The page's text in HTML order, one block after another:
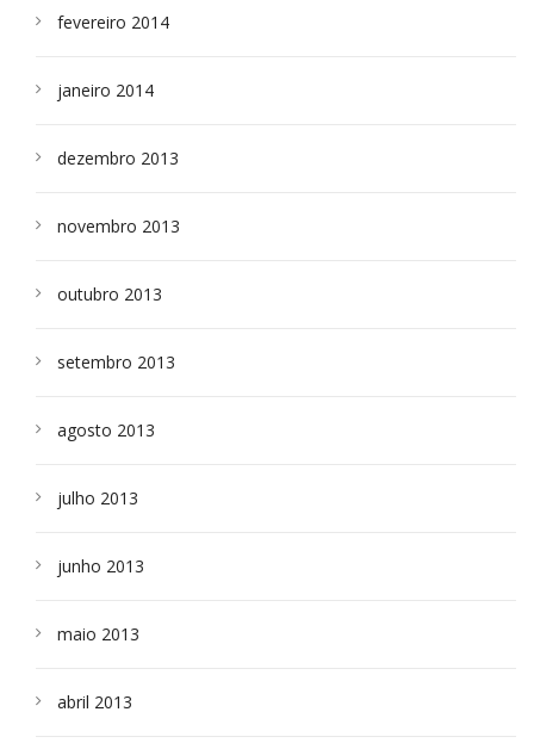
fevereiro 2014
janeiro 2014
dezembro 2013
novembro 2013
outubro 2013
setembro 2013
agosto 2013
julho 2013
junho 2013
maio 2013
abril 2013